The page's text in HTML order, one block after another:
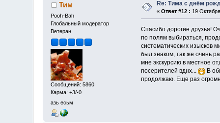
Тим
Pooh-Bah
Глобальный модератор
Ветеран
Сообщений: 5860
Карма: +3/-0
азь есьм
Re: Тима с днём
«Ответ #12 : 19
Спасибо дорогие друзья!
по полям выбираться,
систематических изысков
был знаком, так же очень
мне экскурсию в местное
посерителей вднх...
В
продолжаю. Еще раз